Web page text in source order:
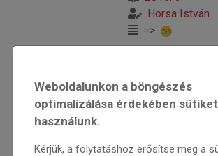
Horsa István
=>
„Annus néni
daloskönyve” –
könyvbemutató
Weboldalunkon a böngészés
optimalizálása érdekében sütiket
használunk.
Kérjük, a folytatáshoz erősítse meg a